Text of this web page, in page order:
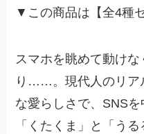
▼この商品は【全4種
スマホを眺めて動け
り……。現代人のリア
な愛らしさで、SNS
「くたくま」と「う